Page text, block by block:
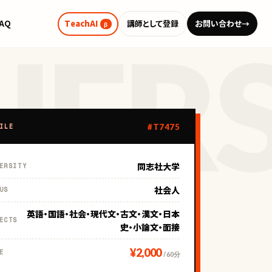
TeachAI β 講師として登録 お問い合わせ→
#T7475
同志社大学
社会人
英語・国語・社会・現代文・古文・漢文・日本
史・小論文・面接
¥2,000 / 60分